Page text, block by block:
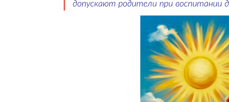
допускают родители при воспитании